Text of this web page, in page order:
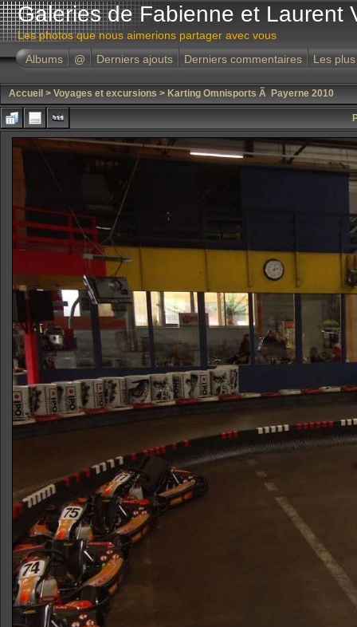
Galeries de Fabienne et Laurent
Les photos que nous aimerions partager avec vous
Albums
@ Derniers ajouts Derniers commentaires Les
Accueil > Voyages et excursions > Karting Omnisports Ã Payerne 2010